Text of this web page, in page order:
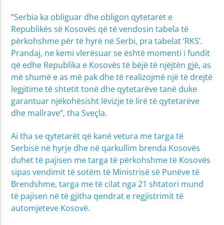
“Serbia ka obliguar dhe obligon qytetarët e
Republikës së Kosovës që të vendosin tabela të
përkohshme për të hyrë në Serbi, pra tabelat ‘RKS’.
Prandaj, ne kemi vlerësuar se është momenti i fundit
që edhe Republika e Kosovës të bëjë të njëjtën gjë, as
më shumë e as më pak dhe të realizojmë një të drejtë
legjitime të shtetit tonë dhe qytetarëve tanë duke
garantuar njëkohësisht lëvizje të lirë të qytetarëve
dhe mallrave”, tha Sveçla.
Ai tha se qytetarët që kanë vetura me targa të
Serbisë në hyrje dhe në qarkullim brenda Kosovës
duhet të pajisen me targa të përkohshme të Kosovës
sipas vendimit të sotëm të Ministrisë së Punëve të
Brendshme, targa me të cilat nga 21 shtatori mund
të pajisen në të gjitha qendrat e regjistrimit të
automjeteve Kosovë.